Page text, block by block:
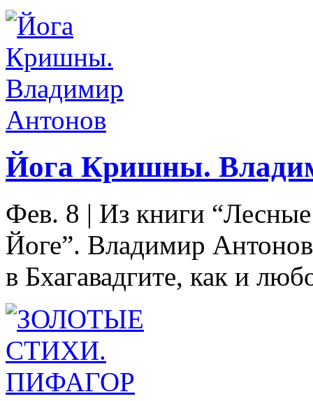
Йога Кришны.
Фев. 8 | Из книги
Йоге”. Владимир
в Бхагавадгите, как и